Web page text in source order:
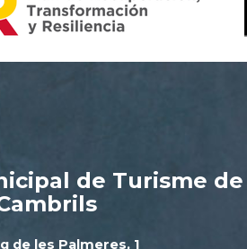
de Turisme de
de les Palmeres, 1